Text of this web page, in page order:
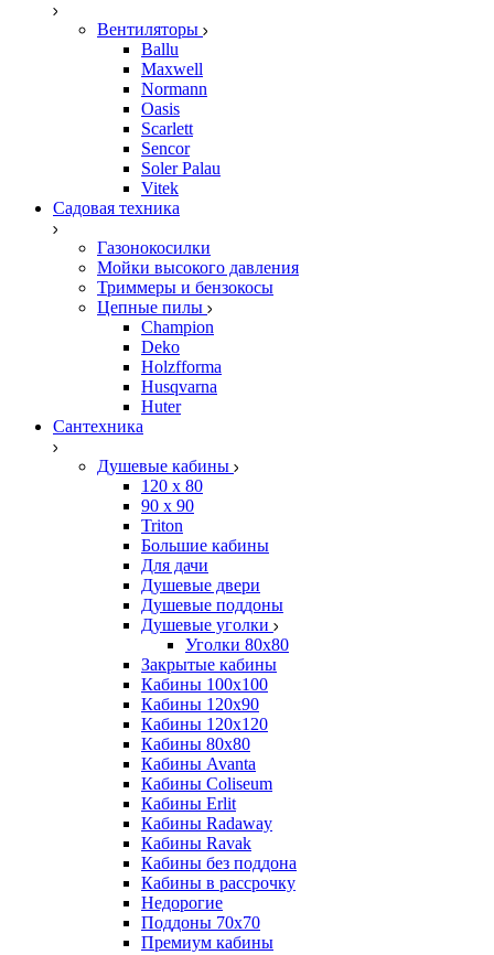
Вентиляторы
Ballu
Maxwell
Normann
Oasis
Scarlett
Sencor
Soler Palau
Vitek
Садовая техника
Газонокосилки
Мойки высокого давления
Триммеры и бензокосы
Цепные пилы
Champion
Deko
Holzfforma
Husqvarna
Huter
Сантехника
Душевые кабины
120 x 80
90 х 90
Triton
Большие кабины
Для дачи
Душевые двери
Душевые поддоны
Душевые уголки
Уголки 80х80
Закрытые кабины
Кабины 100x100
Кабины 120x90
Кабины 120х120
Кабины 80х80
Кабины Avanta
Кабины Coliseum
Кабины Erlit
Кабины Radaway
Кабины Ravak
Кабины без поддона
Кабины в рассрочку
Недорогие
Поддоны 70x70
Премиум кабины